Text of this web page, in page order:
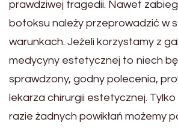
prawdziwej tragedii. Nawet
botoksu należy przeprowadzić w
warunkach. Jeżeli korzystamy z
medycyny estetycznej to niech
sprawdzony, godny polecenia,
lekarza chirurgii estetycznej.
razie żadnych powikłań możemy